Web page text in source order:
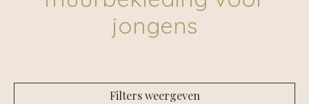
jongens
Filters weergeven